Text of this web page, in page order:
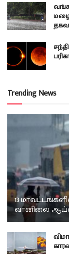
வங்க
Trending News
13
வானிலை